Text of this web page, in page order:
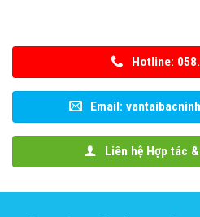
Hotline:
Email:
Liên hệ Hợp tác